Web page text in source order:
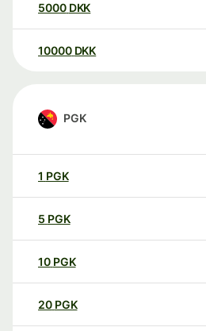
5000 DKK
10000 DKK
PGK
1 PGK
5 PGK
10 PGK
20 PGK